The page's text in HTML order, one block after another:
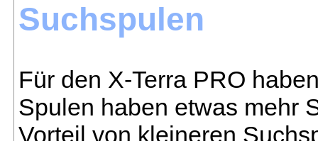
Suchspulen
Für den X-Terra PRO
Spulen haben etwas mehr
Vorteil von kleineren